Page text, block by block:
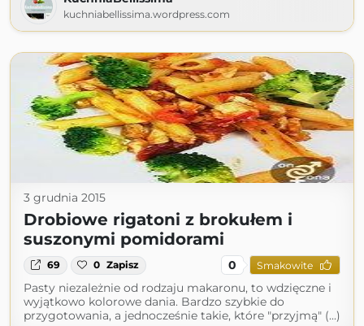
kuchniabellissima.wordpress.com
3 grudnia 2015
Drobiowe rigatoni z brokułem i
suszonymi pomidorami
69 0 Zapisz 0 Smakowite
Pasty niezależnie od rodzaju makaronu, to wdzięczne i
wyjątkowo kolorowe dania. Bardzo szybkie do
przygotowania, a jednocześnie takie, które "przyjmą" (...)